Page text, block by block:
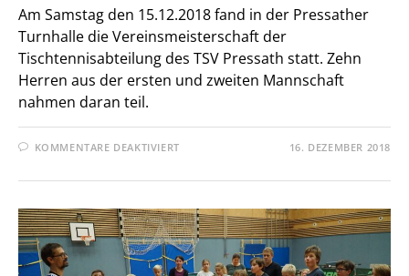
Am Samstag den 15.12.2018 fand in der Pressather
Turnhalle die Vereinsmeisterschaft der
Tischtennisabteilung des TSV Pressath statt. Zehn
Herren aus der ersten und zweiten Mannschaft
nahmen daran teil.
KOMMENTARE DEAKTIVIERTFÜR 16. DEZEMBER 2018